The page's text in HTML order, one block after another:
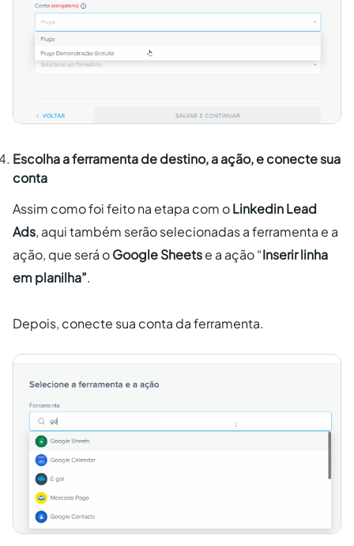
Escolha a ferramenta de destino, a ação, e conecte sua
conta
Assim como foi feito na etapa com oLinkedin Lead
Ads, aqui também serão selecionadas a ferramenta e a
ação, que será oGoogle Sheetse a ação “Inserir linha
em planilha”.
Depois, conecte sua conta da ferramenta.